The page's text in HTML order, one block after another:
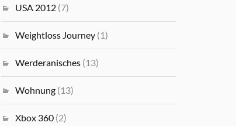
USA 2012 (7)
Weightloss Journey (1)
Werderanisches (13)
Wohnung (13)
Xbox 360 (2)